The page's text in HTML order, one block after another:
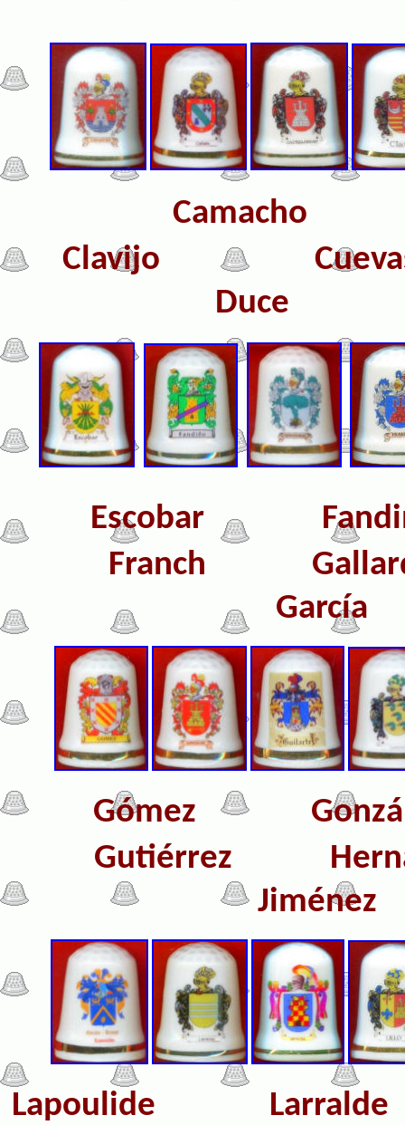
Camacho
Clavijo
Escobar F
Franch
Gómez
Gutiérrez
Lapoulide